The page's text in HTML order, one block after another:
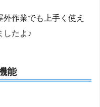
作業でも上手く使え
したよ♪
能